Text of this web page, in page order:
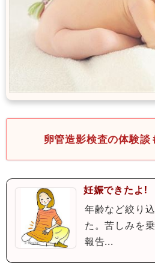
卵管造影検査の体験談
妊娠できたよ!
年齢など絞り
た。苦しみを
報告...